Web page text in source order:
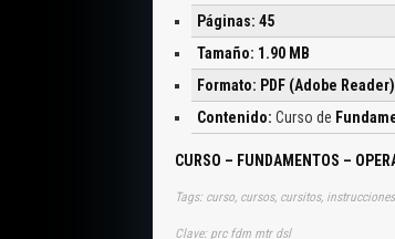
Páginas: 45
Tamaño: 1.90 MB
Formato: PDF (Adobe Reader)
Contenido: Curso de
CURSO – FUNDAMENTOS –
Tags: curso, cursos, cursitos,
Clave: prc fdm mtr dsl